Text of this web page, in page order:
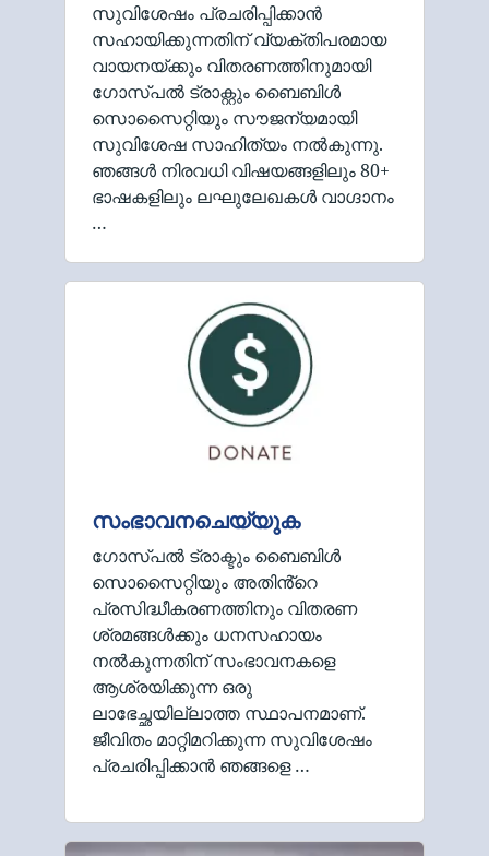
സുവിശേഷം പ്രചരിപ്പിക്കാൻ
സഹായിക്കുന്നതിന് വ്യക്തിപരമായ
വായനയ്ക്കും വിതരണത്തിനുമായി
ഗോസ്പൽ ട്രാക്റ്റും ബൈബിൾ
സൊസൈറ്റിയും സൗജന്യമായി
സുവിശേഷ സാഹിത്യം നൽകുന്നു.
ഞങ്ങൾ നിരവധി വിഷയങ്ങളിലും 80+
ഭാഷകളിലും ലഘുലേഖകൾ വാഗ്ദാനം
…
സംഭാവനചെയ്യുക
ഗോസ്പൽ ട്രാക്ടും ബൈബിൾ
സൊസൈറ്റിയും അതിൻ്റെ
പ്രസിദ്ധീകരണത്തിനും വിതരണ
ശ്രമങ്ങൾക്കും ധനസഹായം
നൽകുന്നതിന് സംഭാവനകളെ
ആശ്രയിക്കുന്ന ഒരു
ലാഭേച്ഛയില്ലാത്ത സ്ഥാപനമാണ്.
ജീവിതം മാറ്റിമറിക്കുന്ന സുവിശേഷം
പ്രചരിപ്പിക്കാൻ ഞങ്ങളെ …